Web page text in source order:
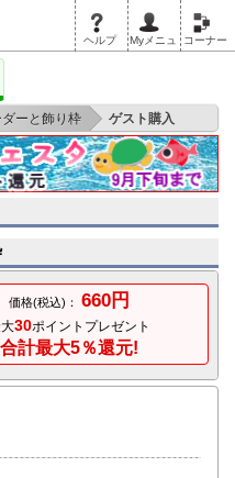
ヘルプ Myメニュ コーナー
ーと飾り枠 > ゲスト購入
価格(税込)： 660円
30ポイントプレゼント
合計最大5％還元!